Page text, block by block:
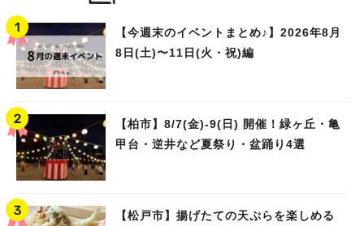
【今週末のイベントまとめ♪】2026年8月
8日(土)〜11日(火・祝)編
【柏市】8/7(金)‐9(日) 開催！緑ヶ丘・亀
甲台・逆井など夏祭り・盆踊り4選
【松戸市】揚げたての天ぷらを楽しめる